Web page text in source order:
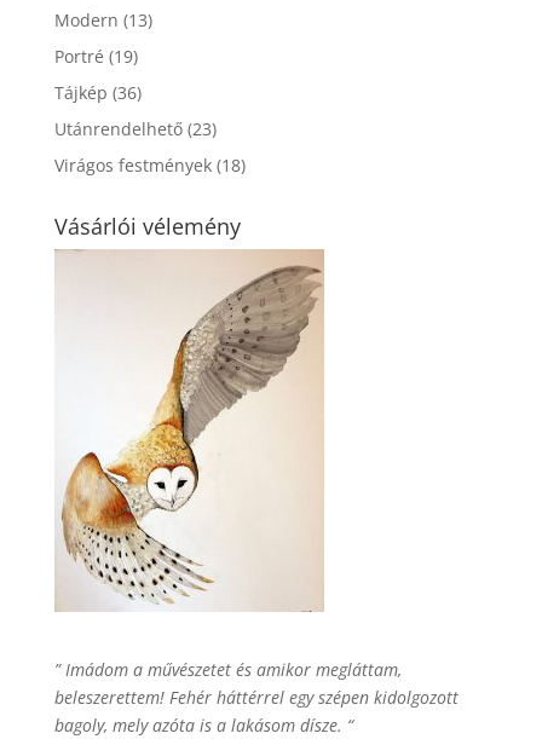
Modern (13)
Portré (19)
Tájkép (36)
Utánrendelhető (23)
Virágos festmények (18)
Vásárlói vélemény
” Imádom a művészetet és amikor megláttam,
beleszerettem! Fehér háttérrel egy szépen kidolgozott
bagoly, mely azóta is a lakásom dísze. “